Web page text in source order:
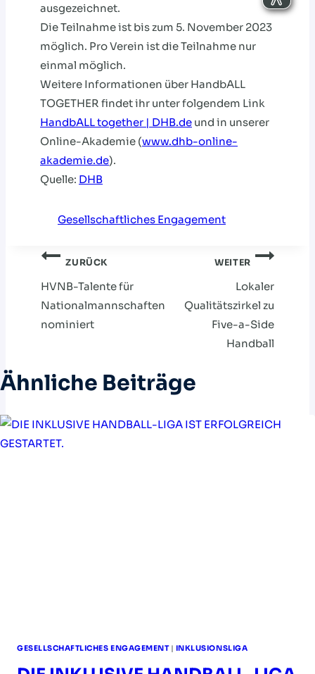
ausgezeichnet.
Die Teilnahme ist bis zum 5. November 2023
möglich. Pro Verein ist die Teilnahme nur
einmal möglich.
Weitere Informationen über HandbALL
TOGETHER findet ihr unter folgendem Link
HandbALL together | DHB.de und in unserer
Online-Akademie (www.dhb-online-
akademie.de).
Quelle: DHB
Gesellschaftliches Engagement
Beitragsnavigation
ZURÜCK
HVNB-Talente für
Nationalmannschaften
nominiert
WEITER
Lokaler
Qualitätszirkel zu
Five-a-Side
Handball
Ähnliche Beiträge
GESELLSCHAFTLICHES ENGAGEMENT| INKLUSIONSLIGA